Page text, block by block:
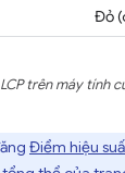
Đỏ
trên máy tính
Điểm hiệu